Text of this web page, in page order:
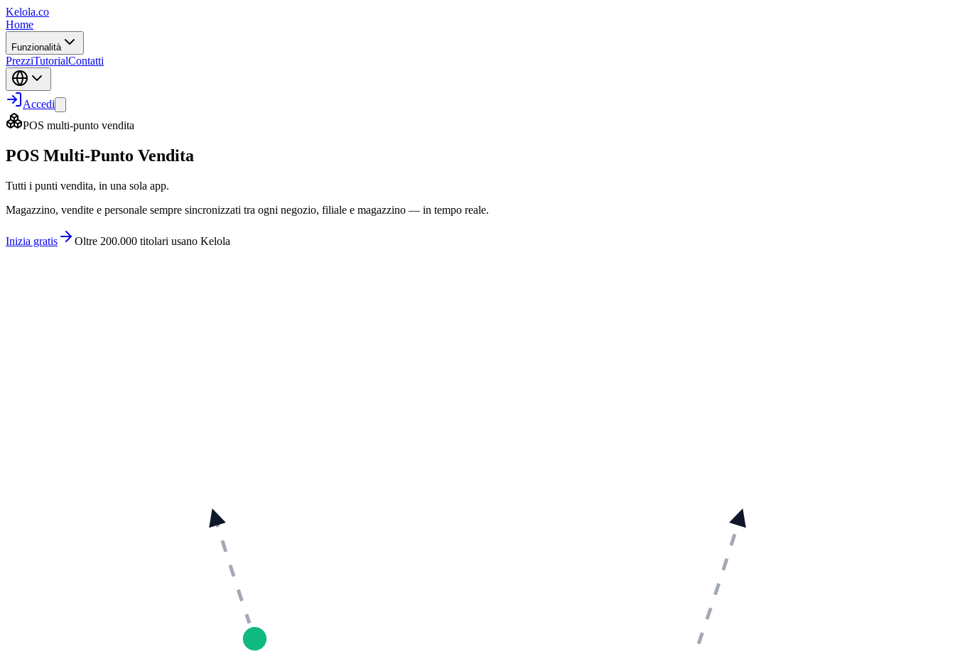
Kelola.co
Home
Funzionalità
PrezziTutorialContatti
Accedi
POS multi-punto vendita
POS Multi-Punto Vendita
Tutti i punti vendita, in una sola app.
Magazzino, vendite e personale sempre sincronizzati tra ogni negozio, filiale e magazzino — in tempo reale.
Inizia gratis Oltre 200.000 titolari usano Kelola